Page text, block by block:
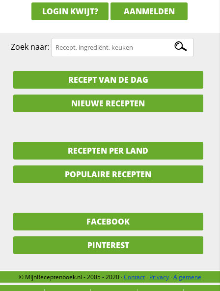
LOGIN KWIJT? AANMELDEN
Zoek naar:
RECEPT VAN DE DAG
NIEUWE RECEPTEN
RECEPTEN PER LAND
POPULAIRE RECEPTEN
FACEBOOK
PINTEREST
© MijnReceptenboek.nl - 2005 - 2020 ·Contact · Privacy ·Algemene
voorwaarden
Over ons